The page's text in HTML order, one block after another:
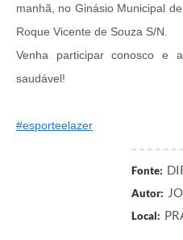
manhã, no Ginásio Municipal
Roque Vicente de Souza S/N.
Venha participar conosco e
saudável!
#esporteelazer
Fonte:
Autor:
Local: